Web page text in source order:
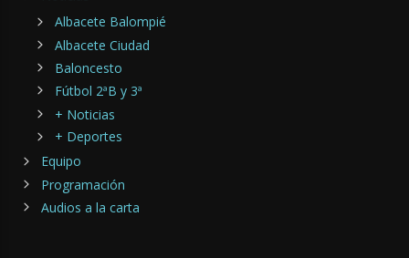
Albacete Balompié
Albacete Ciudad
Baloncesto
Fútbol 2ªB y 3ª
+ Noticias
+ Deportes
Equipo
Programación
Audios a la carta